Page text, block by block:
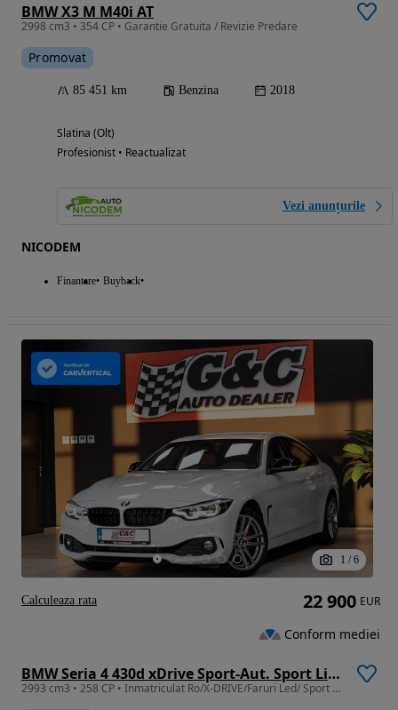
BMW X3 M M40i AT
2998 cm3 • 354 CP • Garantie Gratuita / Revizie Predare
Promovat
85 451 km Benzina 2018
Slatina (Olt)
Profesionist • Reactualizat
Vezi anunțurile
NICODEM
Finantare Buyback
1 / 6
BMW Seria 4 430d xDrive Sport-Aut. Sport Line
2993 cm3 • 258 CP • Inmatriculat Ro/X-DRIVE/Faruri Led/ Sport Line
22 900 EUR
Conform mediei
Calculeaza rata